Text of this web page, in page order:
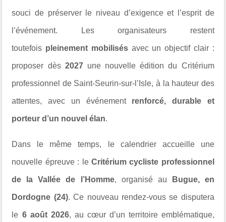
souci de préserver le niveau d’exigence et l’esprit de
l’événement. Les organisateurs restent
toutefois pleinement mobilisésavec un objectif clair :
proposer dès 2027une nouvelle édition du Critérium
professionnel de Saint-Seurin-sur-l’Isle, à la hauteur des
attentes, avec un événement renforcé, durable et
porteur d’un nouvel élan.
Dans le même temps, le calendrier accueille une
nouvelle épreuve : le Critérium cycliste professionnel
de la Vallée de l’Homme, organisé au Bugue, en
Dordogne (24). Ce nouveau rendez-vous se disputera
le 6 août 2026, au cœur d’un territoire emblématique,